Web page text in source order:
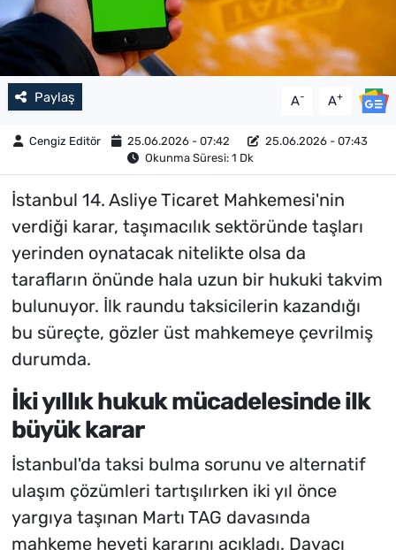
Paylaş A- A+
Cengiz Editör 25.06.2026 - 07:42
25.06.2026 - 07:43
Okunma Süresi: 1 Dk
İstanbul 14. Asliye Ticaret Mahkemesi'nin
verdiği karar, taşımacılık sektöründe taşları
yerinden oynatacak nitelikte olsa da
tarafların önünde hala uzun bir hukuki takvim
bulunuyor. İlk raundu taksicilerin kazandığı
bu süreçte, gözler üst mahkemeye çevrilmiş
durumda.
İki yıllık hukuk mücadelesinde ilk
büyük karar
İstanbul'da taksi bulma sorunu ve alternatif
ulaşım çözümleri tartışılırken iki yıl önce
yargıya taşınan Martı TAG davasında
mahkeme heyeti kararını açıkladı. Davacı